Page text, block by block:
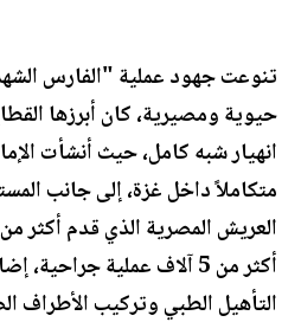
حيوية ومصيرية، كان أبرزها
انهيار شبه كامل، حيث أنشأت
متكاملاً داخل غزة، إلى جانب
أكثر من 5 آلاف عملية
التأهيل الطبي وتركيب الأطراف